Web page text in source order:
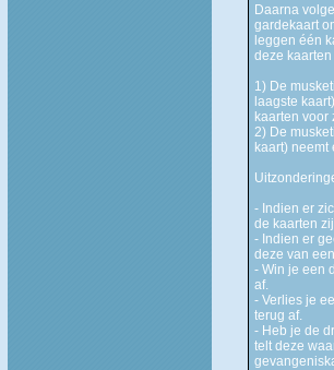
Daarna
gardekaart
leggen één
deze
1) De
laagste
kaarten voor
2) De
kaart) neemt
- Indien er
de kaarten
- Indien er
deze van
- Win je een
af.
- Verlies je
terug af.
- Heb je de
telt deze